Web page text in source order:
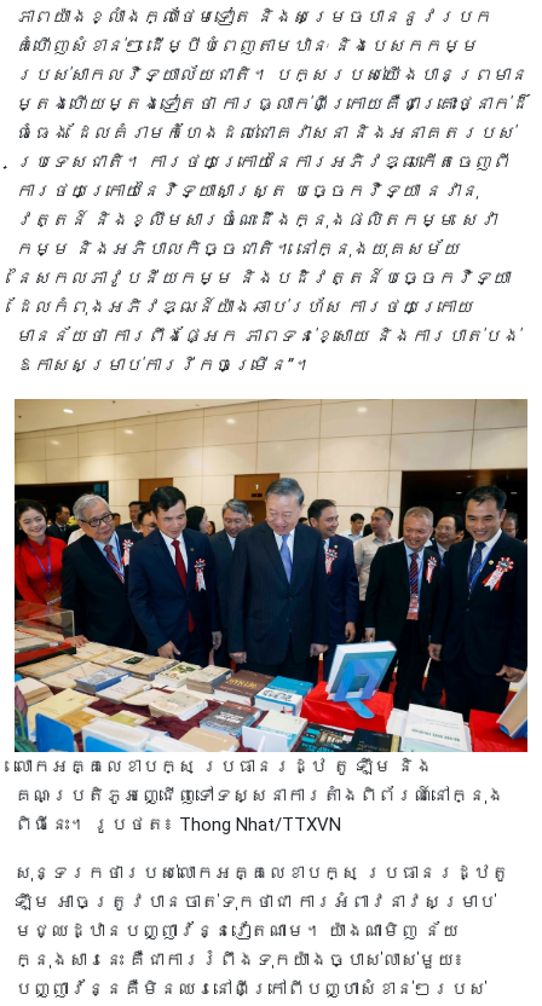
ភាពយ៉ាងខ្លាំងក្លាថែមទៀត និងសម្រេចបាននូវរបក
គំហើញសំខាន់ៗ ដើម្បីបំពេញតាមឋានៈ និងបេសកកម្ម
របស់សាកលវិទ្យាល័យជាតិ។ បក្សរបស់យើងបានព្រមាន
ម្តងហើយម្តងទៀតថា ការធ្លាក់ពីក្រោយគឺជាគ្រោះថ្នាក់ដ៏
ធំធេង ដែលគំរាមកំហែងដល់ជោគវាសនា និងអនាគតរបស់
ប្រទេសជាតិ។ ការថយក្រោយនៃការអភិវឌ្ឍកើតចេញពី
ការថយក្រោយនៃវិទ្យាសាស្ត្រ បច្ចេកវិទ្យា នវានុ
វត្តន៍ និងខ្លឹមសារចំណេះដឹងក្នុងផលិតកម្ម សេវា
កម្ម និងអភិបាលកិច្ចជាតិ។ នៅក្នុងយុគសម័យ
នៃសកលភាវូបនីយកម្ម និងបដិវត្តន៍បច្ចេកវិទ្យា
ដែលកំពុងអភិវឌ្ឍន៍យ៉ាងឆាប់រហ័ស ការថយក្រោយ
មានន័យថា ការពឹងផ្អែក ភាពទន់ខ្សោយ និងការបាត់បង់
ឱកាសសម្រាប់ការរីកចម្រើន”។
លោក​អគ្គលេខា​បក្ស ប្រធានរដ្ឋ តូ ឡឹម និង
គណៈប្រតិភូ​​អញ្ជើញទៅទស្សនាការតាំងពិព័រណ៍នៅក្នុង​
ពិធី​នេះ។ រូបថត៖ Thong Nhat/TTXVN
សុន្ទរកថារបស់លោកអគ្គលេខាបក្ស ប្រធានរដ្ឋតូ
ឡឹម អាចត្រូវបានចាត់ទុកថាជា ការអំពាវនាវសម្រាប់
មជ្ឈដ្ឋានបញ្ញាវ័ន្នវៀតណាម។ យ៉ាងណាមិញ ន័យ
ក្នុងសារនេះ គឺជាការរំពឹងទុកយ៉ាងច្បាស់លាស់មួយ៖
បញ្ញាវ័ន្នគឺមិនឈរនៅពីក្រៅពីបញ្ហាសំខាន់ៗរបស់